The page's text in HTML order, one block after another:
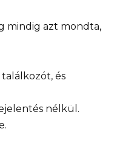
mindig azt mondta,
és
nélkül.